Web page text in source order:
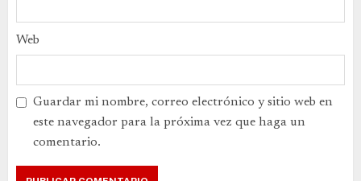
Web
Guardar mi nombre, correo electrónico y sitio web en
este navegador para la próxima vez que haga un
comentario.